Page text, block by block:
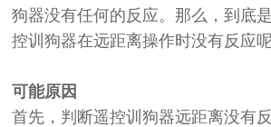
狗器没有任何的反应。那么，到底
控训狗器在远距离操作时没有反应
可能原因
首先，判断遥控训狗器远距离没有